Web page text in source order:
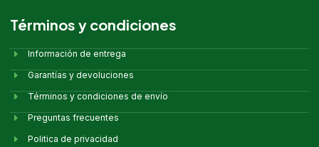
Términos y condiciones
Información de entrega
Garantías y devoluciones
Términos y condiciones de envío
Preguntas frecuentes
Politica de privacidad